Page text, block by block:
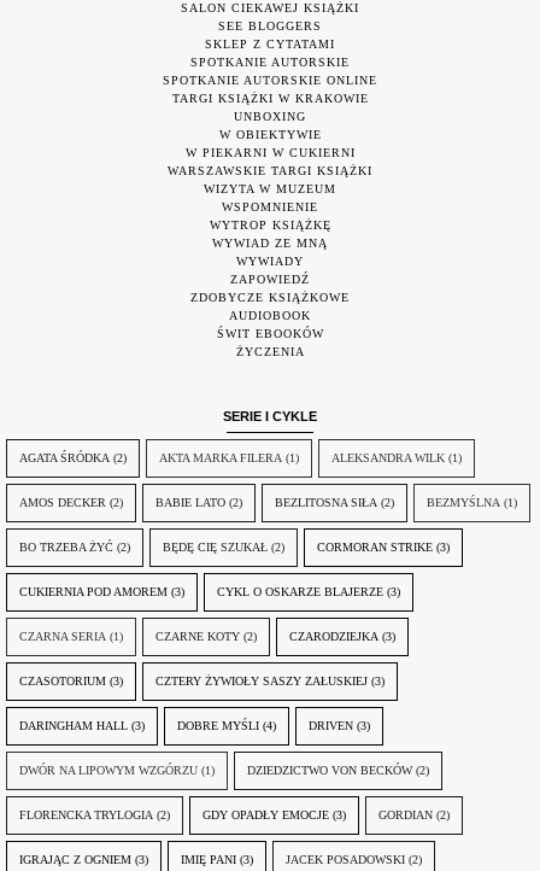
SALON CIEKAWEJ KSIĄŻKI
SEE BLOGGERS
SKLEP Z CYTATAMI
SPOTKANIE AUTORSKIE
SPOTKANIE AUTORSKIE ONLINE
TARGI KSIĄŻKI W KRAKOWIE
UNBOXING
W OBIEKTYWIE
W PIEKARNI W CUKIERNI
WARSZAWSKIE TARGI KSIĄŻKI
WIZYTA W MUZEUM
WSPOMNIENIE
WYTROP KSIĄŻKĘ
WYWIAD ZE MNĄ
WYWIADY
ZAPOWIEDŹ
ZDOBYCZE KSIĄŻKOWE
AUDIOBOOK
ŚWIT EBOOKÓW
ŻYCZENIA
SERIE I CYKLE
AGATA ŚRÓDKA (2) AKTA MARKA FILERA (1) ALEKSANDRA WILK (1)
AMOS DECKER (2) BABIE LATO (2) BEZLITOSNA SIŁA (2) BEZMYŚLNA (1)
BO TRZEBA ŻYĆ (2) BĘDĘ CIĘ SZUKAŁ (2) CORMORAN STRIKE (3)
CUKIERNIA POD AMOREM (3) CYKL O OSKARZE BLAJERZE (3)
CZARNA SERIA (1) CZARNE KOTY (2) CZARODZIEJKA (3)
CZASOTORIUM (3) CZTERY ŻYWIOŁY SASZY ZAŁUSKIEJ (3)
DARINGHAM HALL (3) DOBRE MYŚLI (4) DRIVEN (3)
DWÓR NA LIPOWYM WZGÓRZU (1) DZIEDZICTWO VON BECKÓW (2)
FLORENCKA TRYLOGIA (2) GDY OPADŁY EMOCJE (3) GORDIAN (2)
IGRAJĄC Z OGNIEM (3) IMIĘ PANI (3) JACEK POSADOWSKI (2)